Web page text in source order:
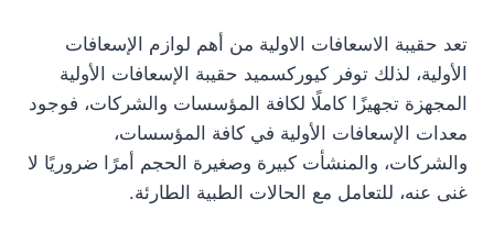
تعد حقيبة الاسعافات الاولية من أهم لوازم الإسعافات
الأولية، لذلك توفر كيوركسميد حقيبة الإسعافات الأولية
المجهزة تجهيزًا كاملًا لكافة المؤسسات والشركات، فوجود
معدات الإسعافات الأولية في كافة المؤسسات،
والشركات، والمنشأت كبيرة وصغيرة الحجم أمرًا ضروريًا لا
غنى عنه، للتعامل مع الحالات الطبية الطارئة.